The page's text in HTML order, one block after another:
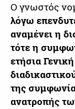
Ο γνωστός
λόγω
αναμένει η
τότε η
ετήσια
της
ανατροπής